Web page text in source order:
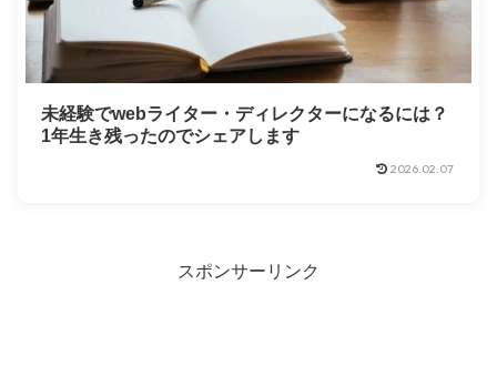
未経験でwebライター・ディレクターになるには？
1年生き残ったのでシェアします
2026.02.07
スポンサーリンク